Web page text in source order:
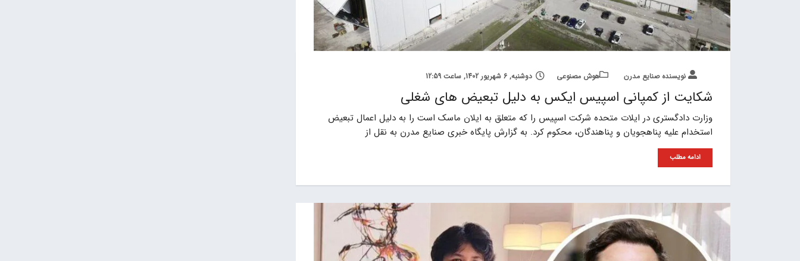
نویسنده صنایع مدرن هوش مصنوعی دوشنبه, 6 شهریور 1402, ساعت 12:59
شکایت از کمپانی اسپیس ایکس به دلیل تبعیض های شغلی
وزارت دادگستری در ایلات متحده شرکت اسپیس را که متعلق به ایلان ماسک است را به دلیل اعمال تبعیض
استخدام علیه پناهجویان و پناهندگان، محکوم کرد. به گزارش پایگاه خبری صنایع مدرن به نقل از
ادامه مطلب